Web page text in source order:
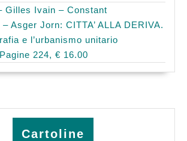
Gilles Ivain – Constant
Asger Jorn: CITTA’ ALLA DERIVA.
e l’urbanismo unitario
224, € 16.00
Cartoline